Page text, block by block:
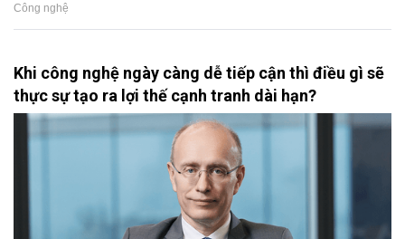
Công nghệ
Khi công nghệ ngày càng dễ tiếp cận thì điều gì sẽ
thực sự tạo ra lợi thế cạnh tranh dài hạn?